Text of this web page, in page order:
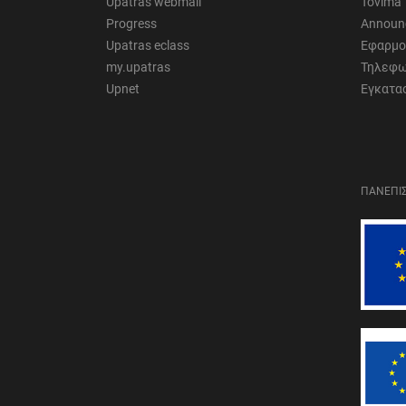
Progress
Upatras eclass
my.upatras
Upnet